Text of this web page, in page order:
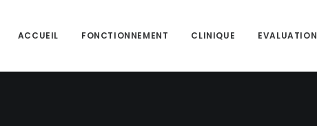
ACCUEIL FONCTIONNEMENT CLINIQUE EVALUATION